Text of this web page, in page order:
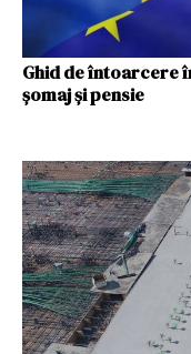
Ghid de întoarcere
șomaj și pensie